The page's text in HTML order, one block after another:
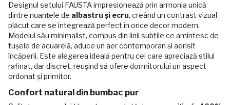
Designul setului FAUSTA impresionează prin armonia unică
dintre nuanțele de albastru și ecru, creând un contrast vizual
plăcut care se integrează perfect în orice decor modern.
Modelul său minimalist, compus din linii subtile ce amintesc de
tușele de acuarelă, aduce un aer contemporan și aerisit
încăperii. Este alegerea ideală pentru cei care apreciază stilul
rafinat, dar discret, reușind să ofere dormitorului un aspect
ordonat și primitor.
Confort natural din bumbac pur